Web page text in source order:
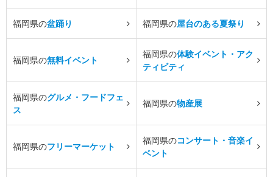
福岡県の盆踊り 福岡県の屋台のある夏祭り
福岡県の無料イベント
福岡県の体験イベント・アク
ティビティ
福岡県のグルメ・フードフェ
ス
福岡県の物産展
福岡県のフリーマーケット
福岡県のコンサート・音楽イ
ベント